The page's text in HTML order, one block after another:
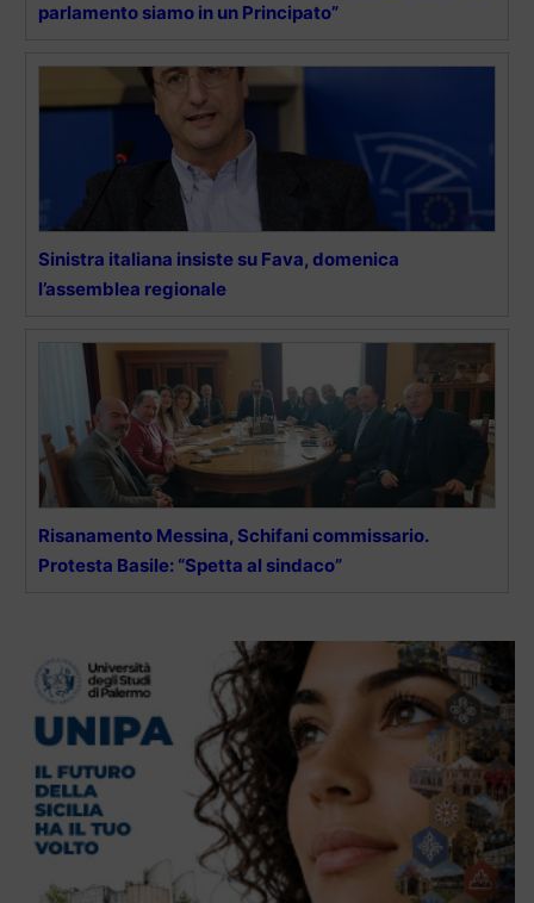
parlamento siamo in un Principato”
Sinistra italiana insiste su Fava, domenica
l’assemblea regionale
Risanamento Messina, Schifani commissario.
Protesta Basile: “Spetta al sindaco”